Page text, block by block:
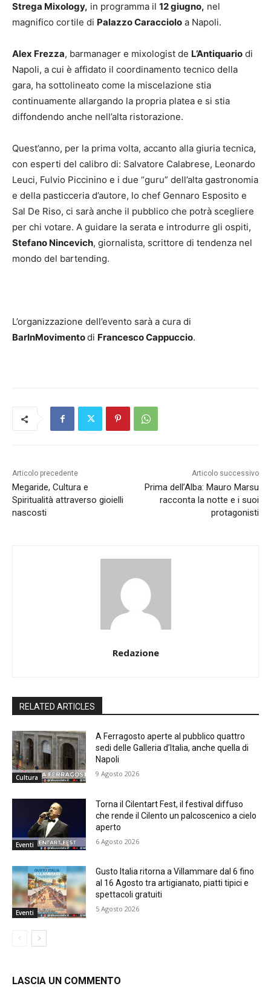
Strega Mixology, in programma il 12 giugno, nel
magnifico cortile di Palazzo Caracciolo a Napoli.
Alex Frezza, barmanager e mixologist de L’Antiquario di
Napoli, a cui è affidato il coordinamento tecnico della
gara, ha sottolineato come la miscelazione stia
continuamente allargando la propria platea e si stia
diffondendo anche nell’alta ristorazione.
Quest’anno, per la prima volta, accanto alla giuria tecnica,
con esperti del calibro di: Salvatore Calabrese, Leonardo
Leuci, Fulvio Piccinino e i due “guru” dell’alta gastronomia
e della pasticceria d’autore, lo chef Gennaro Esposito e
Sal De Riso, ci sarà anche il pubblico che potrà scegliere
per chi votare. A guidare la serata e introdurre gli ospiti,
Stefano Nincevich, giornalista, scrittore di tendenza nel
mondo del bartending.
L’organizzazione dell’evento sarà a cura di
BarInMovimentodi Francesco Cappuccio.
Articolo precedente
Megaride, Cultura e
Spiritualità attraverso gioielli
nascosti
Articolo successivo
Prima dell’Alba: Mauro Marsu
racconta la notte e i suoi
protagonisti
Redazione
RELATED ARTICLES
Cultura
A Ferragosto aperte al pubblico quattro
sedi delle Galleria d’Italia, anche quella di
Napoli
9 Agosto 2026
Eventi
Torna il Cilentart Fest, il festival diffuso
che rende il Cilento un palcoscenico a cielo
aperto
6 Agosto 2026
Eventi
Gusto Italia ritorna a Villammare dal 6 fino
al 16 Agosto tra artigianato, piatti tipici e
spettacoli gratuiti
5 Agosto 2026
LASCIA UN COMMENTO